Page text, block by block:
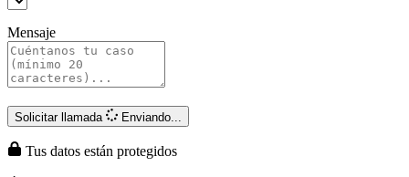
Mensaje
Solicitar llamada Enviando...
Tus datos están protegidos